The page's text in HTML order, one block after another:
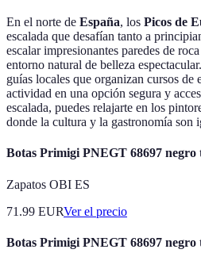
En el norte de España, los Picos de
escalada que desafían tanto a
escalar impresionantes paredes de
entorno natural de belleza
guías locales que organizan cursos de
actividad en una opción segura y
escalada, puedes relajarte en los
donde la cultura y la gastronomía son
Botas Primigi PNEGT 68697 negro
Zapatos OBI ES
71.99 EURVer el precio
Botas Primigi PNEGT 68697 negro